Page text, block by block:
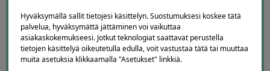
Offerillaajien arvosteluja
Hyväksymällä sallit tietojesi käsittelyn. Suostumuksesi koskee tätä
palvelua, hyväksymättä jättäminen voi vaikuttaa
asiakaskokemukseesi. Jotkut teknologiat saattavat perustella
tietojen käsittelyä oikeutetulla edulla, voit vastustaa tätä tai muuttaa
muita asetuksia klikkaamalla "Asetukset" linkkiä.